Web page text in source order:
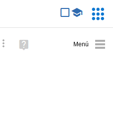
Búsqueda avanzada
Ayuda
(en